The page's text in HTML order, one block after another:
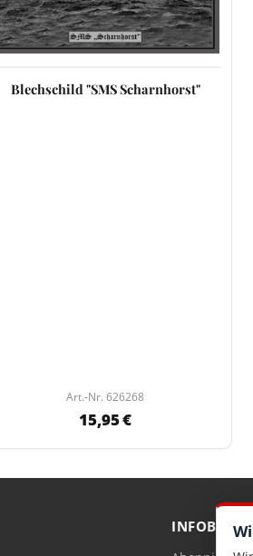
Blechschild "SMS Scharnhorst"
Art.-Nr. 626268
15,95 €
INFOBRIEF